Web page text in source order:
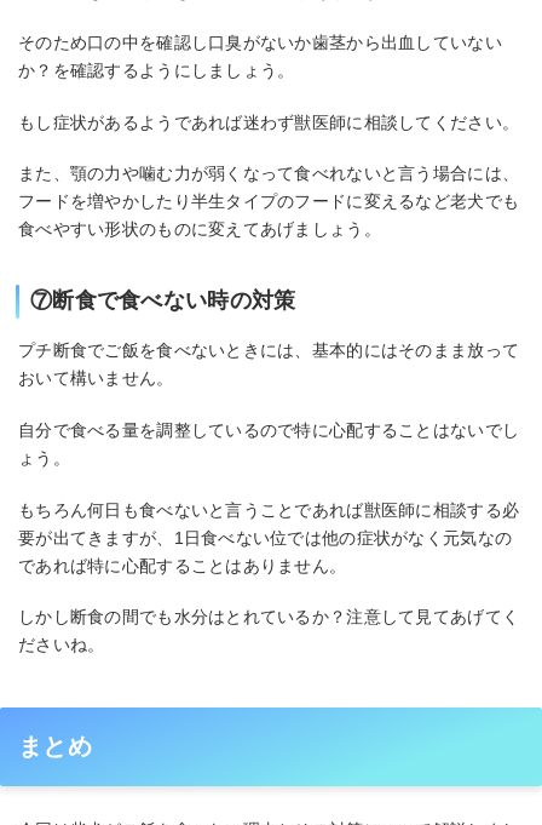
そのため口の中を確認し口臭がないか歯茎から出血していない
か？を確認するようにしましょう。
もし症状があるようであれば迷わず獣医師に相談してください。
また、顎の力や噛む力が弱くなって食べれないと言う場合には、
フードを増やかしたり半生タイプのフードに変えるなど老犬でも
食べやすい形状のものに変えてあげましょう。
⑦断食で食べない時の対策
プチ断食でご飯を食べないときには、基本的にはそのまま放って
おいて構いません。
自分で食べる量を調整しているので特に心配することはないでし
ょう。
もちろん何日も食べないと言うことであれば獣医師に相談する必
要が出てきますが、1日食べない位では他の症状がなく元気なの
であれば特に心配することはありません。
しかし断食の間でも水分はとれているか？注意して見てあげてく
ださいね。
まとめ